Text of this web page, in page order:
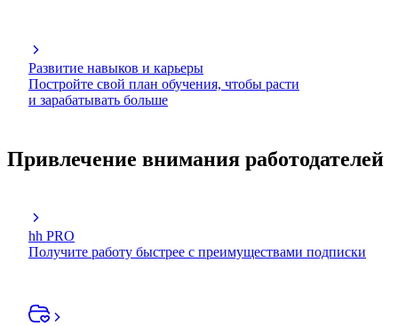
Развитие навыков и карьеры
Постройте свой план обучения, чтобы расти
и зарабатывать больше
Привлечение внимания работодателей
hh PRO
Получите работу быстрее с преимуществами подписки